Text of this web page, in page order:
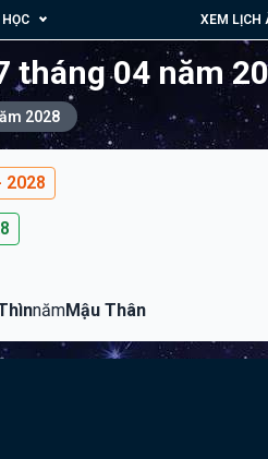
XEM LỊCH
tháng 04 năm
2028
2028
nămMậu Thân